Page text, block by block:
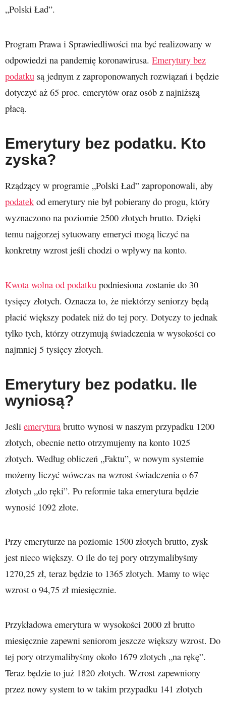
„Polski Ład”.
Program Prawa i Sprawiedliwości ma być realizowany w
odpowiedzi na pandemię koronawirusa. Emerytury bez
podatku są jednym z zaproponowanych rozwiązań i będzie
dotyczyć aż 65 proc. emerytów oraz osób z najniższą
płacą.
Emerytury bez podatku. Kto
zyska?
Rządzący w programie „Polski Ład” zaproponowali, aby
podatek od emerytury nie był pobierany do progu, który
wyznaczono na poziomie 2500 złotych brutto. Dzięki
temu najgorzej sytuowany emeryci mogą liczyć na
konkretny wzrost jeśli chodzi o wpływy na konto.
Kwota wolna od podatku podniesiona zostanie do 30
tysięcy złotych. Oznacza to, że niektórzy seniorzy będą
płacić większy podatek niż do tej pory. Dotyczy to jednak
tylko tych, którzy otrzymują świadczenia w wysokości co
najmniej 5 tysięcy złotych.
Emerytury bez podatku. Ile
wyniosą?
Jeśli emerytura brutto wynosi w naszym przypadku 1200
złotych, obecnie netto otrzymujemy na konto 1025
złotych. Według obliczeń „Faktu”, w nowym systemie
możemy liczyć wówczas na wzrost świadczenia o 67
złotych „do ręki”. Po reformie taka emerytura będzie
wynosić 1092 złote.
Przy emeryturze na poziomie 1500 złotych brutto, zysk
jest nieco większy. O ile do tej pory otrzymalibyśmy
1270,25 zł, teraz będzie to 1365 złotych. Mamy to więc
wzrost o 94,75 zł miesięcznie.
Przykładowa emerytura w wysokości 2000 zł brutto
miesięcznie zapewni seniorom jeszcze większy wzrost. Do
tej pory otrzymalibyśmy około 1679 złotych „na rękę”.
Teraz będzie to już 1820 złotych. Wzrost zapewniony
przez nowy system to w takim przypadku 141 złotych